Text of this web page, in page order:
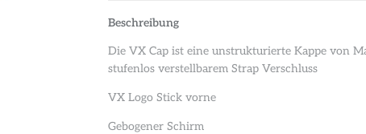
Beschreibung
Die VX Cap ist eine unstrukturierte Kappe von
stufenlos verstellbarem Strap Verschluss
VX Logo Stick vorne
Gebogener Schirm